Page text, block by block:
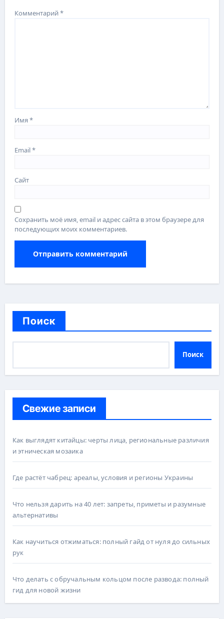
Комментарий*
Имя*
Email*
Сайт
Сохранить моё имя, email и адрес сайта в этом браузере для
последующих моих комментариев.
Поиск
Поиск
Свежие записи
Как выглядят китайцы: черты лица, региональные различия
и этническая мозаика
Где растёт чабрец: ареалы, условия и регионы Украины
Что нельзя дарить на 40 лет: запреты, приметы и разумные
альтернативы
Как научиться отжиматься: полный гайд от нуля до сильных
рук
Что делать с обручальным кольцом после развода: полный
гид для новой жизни